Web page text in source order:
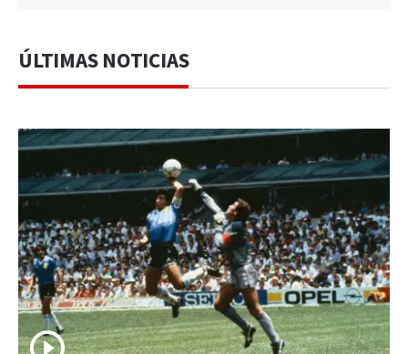
ÚLTIMAS NOTICIAS